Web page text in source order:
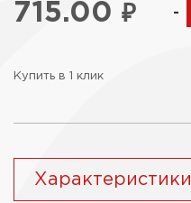
715.00 ₽ -
Купить в 1 клик
Характеристики